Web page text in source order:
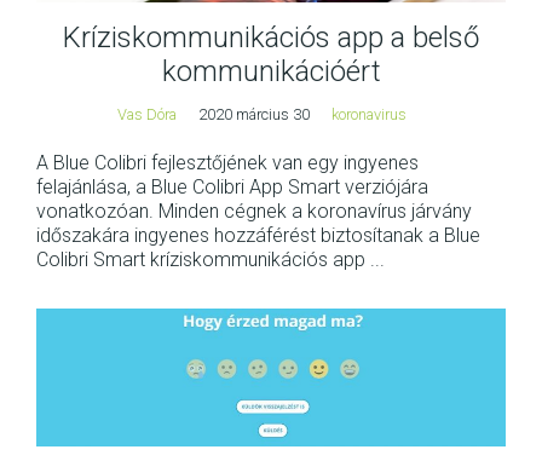
Kríziskommunikációs app a belső
kommunikációért
Vas Dóra 2020 március 30 koronavirus
A Blue Colibri fejlesztőjének van egy ingyenes
felajánlása, a Blue Colibri App Smart verziójára
vonatkozóan. Minden cégnek a koronavírus járvány
időszakára ingyenes hozzáférést biztosítanak a Blue
Colibri Smart kríziskommunikációs app ...